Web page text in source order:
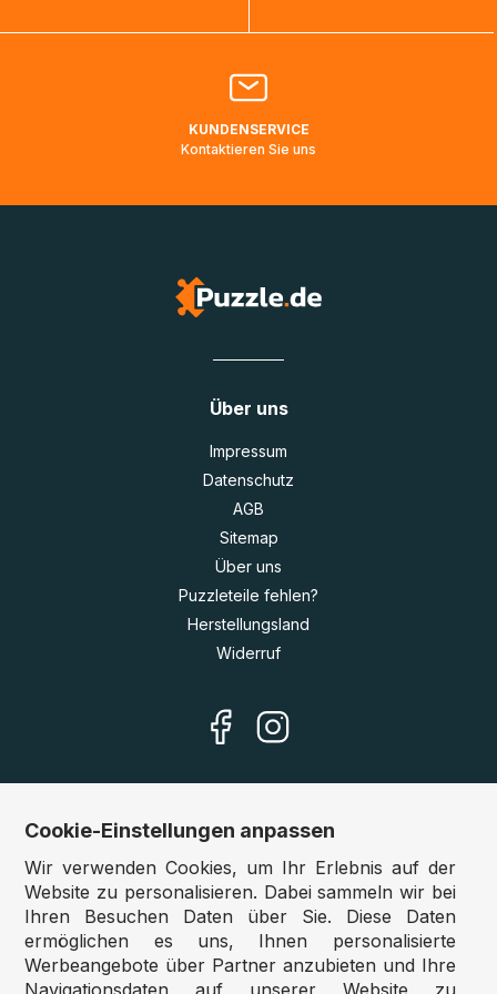
Bitte kontaktieren Sie denKundenservicefalls Ihr Paket
Lieferadressen in Deutschland oder Europa mehrere Tage
KUNDENSERVICE
Kontaktieren Sie uns
Über uns
Impressum
Datenschutz
AGB
Sitemap
Über uns
Puzzleteile fehlen?
Herstellungsland
Widerruf
Unsere Shops
Deutschland:www.puzzle.de
Österreich:
www.puzzle.at
Belgien:www.puzzle.be
Großbritannien:www.jigsawpuzzle.co.uk
Cookie-Einstellungen anpassen
Wir verwenden Cookies, um Ihr Erlebnis auf der
Website zu personalisieren. Dabei sammeln wir bei
Ihren Besuchen Daten über Sie. Diese Daten
ermöglichen es uns, Ihnen personalisierte
Werbeangebote über Partner anzubieten und Ihre
Navigationsdaten auf unserer Website zu